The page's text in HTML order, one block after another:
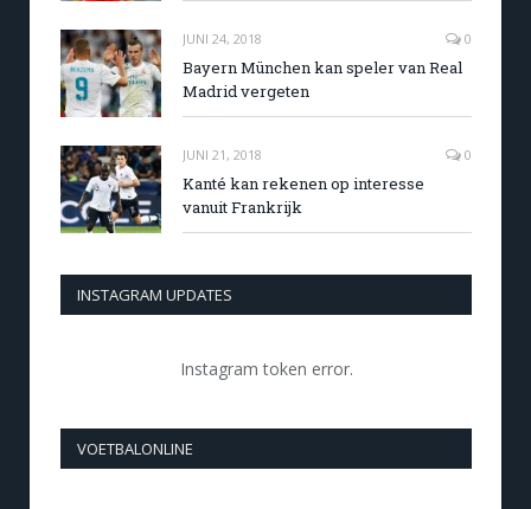
JUNI 24, 2018 0
Bayern München kan speler van Real
Madrid vergeten
JUNI 21, 2018 0
Kanté kan rekenen op interesse
vanuit Frankrijk
INSTAGRAM UPDATES
Instagram token error.
VOETBALONLINE